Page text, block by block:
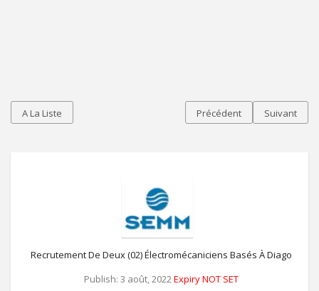
A La Liste Précédent Suivant
Recrutement De Deux (02) Électromécaniciens Basés À Diago
Publish: 3 août, 2022 Expiry NOT SET